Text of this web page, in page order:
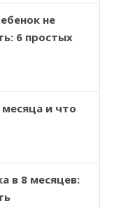
не
6 простых
и что
в 8 месяцев: